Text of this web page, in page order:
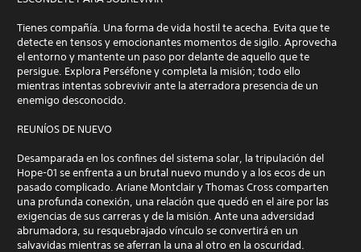
Tienes compañía. Una forma de vida hostil te acecha. Evita que te
detecte en tensos y emocionantes momentos de sigilo. Aprovecha
el entorno y mantente un paso por delante de aquello que te
persigue. Explora Perséfone y completa la misión; todo ello
mientras intentas sobrevivir ante la aterradora presencia de un
enemigo desconocido.
REUNÍOS DE NUEVO
Desamparada en los confines del sistema solar, la tripulación del
Hope-01 se enfrenta a un brutal nuevo mundo y a los ecos de un
pasado complicado. Ariane Montclair y Thomas Cross comparten
una profunda conexión, una relación que quedó en el aire por las
exigencias de sus carreras y de la misión. Ante una adversidad
abrumadora, su resquebrajado vínculo se convertirá en un
salvavidas mientras se aferran la una al otro en la oscuridad.